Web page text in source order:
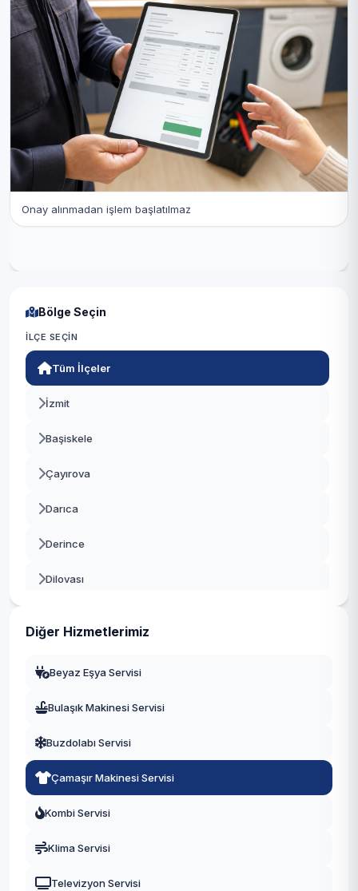
Onay alınmadan işlem başlatılmaz
Bölge Seçin
İLÇE SEÇIN
Tüm İlçeler
İzmit
Başiskele
Çayırova
Darıca
Derince
Dilovası
Diğer Hizmetlerimiz
Beyaz Eşya Servisi
Bulaşık Makinesi Servisi
Buzdolabı Servisi
Çamaşır Makinesi Servisi
Kombi Servisi
Klima Servisi
Televizyon Servisi